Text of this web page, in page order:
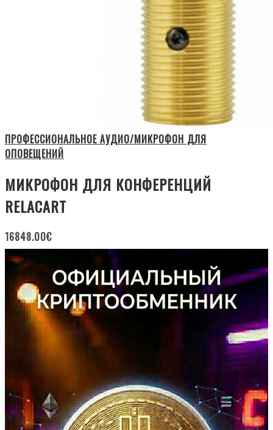
ПРОФЕССИОНАЛЬНОЕ АУДИО/МИКРОФОН ДЛЯ
ОПОВЕЩЕНИЙ
МИКРОФОН ДЛЯ КОНФЕРЕНЦИЙ
RELACART
16848.00€